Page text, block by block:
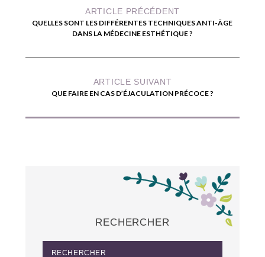
ARTICLE PRÉCÉDENT
QUELLES SONT LES DIFFÉRENTES TECHNIQUES ANTI-ÂGE
DANS LA MÉDECINE ESTHÉTIQUE ?
ARTICLE SUIVANT
QUE FAIRE EN CAS D’ÉJACULATION PRÉCOCE ?
RECHERCHER